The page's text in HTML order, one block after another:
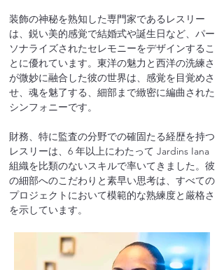
装飾の神秘を熟知した専門家であるレスリー
は、鋭い美的感覚で結婚式や誕生日など、パー
ソナライズされたセレモニーをデザインするこ
とに優れています。東洋の魅力と西洋の洗練さ
が微妙に融合した彼の世界は、感覚を目覚めさ
せ、魂を魅了する、細部まで緻密に編曲された
シンフォニーです。
財務、特に監査の分野での確固たる経歴を持つ
レスリーは、6 年以上にわたって Jardins Iana
組織を比類のないスキルで率いてきました。彼
の細部へのこだわりと素早い思考は、すべての
プロジェクトにおいて模範的な熟練度と厳格さ
を示しています。